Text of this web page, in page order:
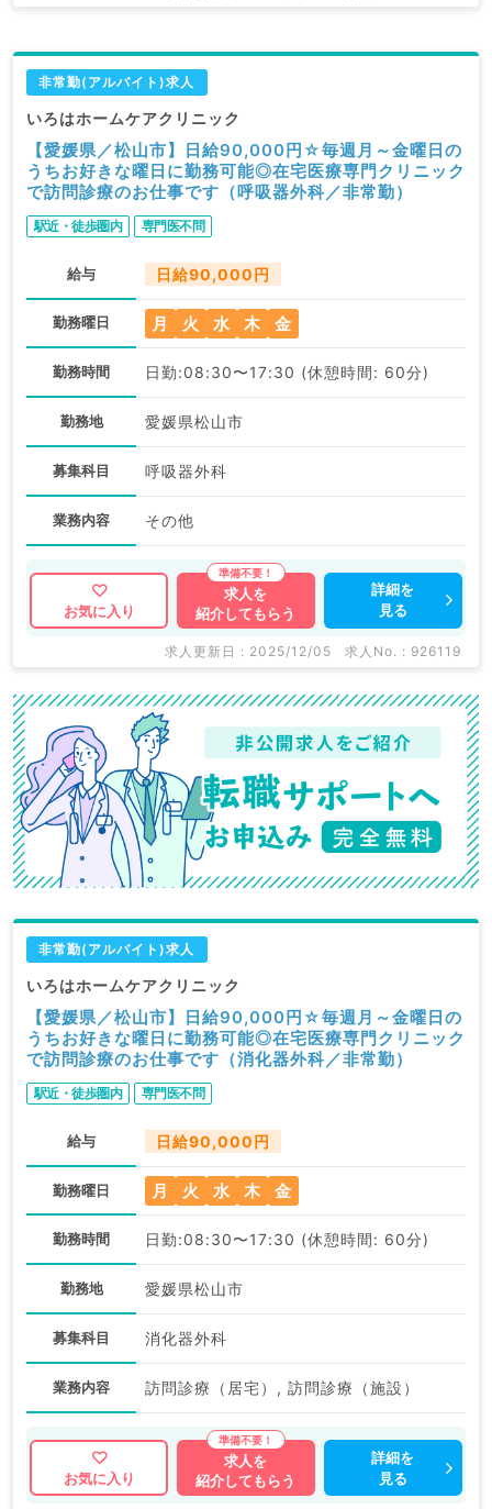
非常勤(アルバイト)求人
いろはホームケアクリニック
【愛媛県／松山市】日給90,000円☆毎週月～金曜日の
うちお好きな曜日に勤務可能◎在宅医療専門クリニック
で訪問診療のお仕事です（呼吸器外科／非常勤）
駅近・徒歩圏内 専門医不問
給与 日給90,000円
勤務曜日 月 火 水 木 金
勤務時間 日勤:08:30〜17:30 (休憩時間: 60分)
勤務地 愛媛県松山市
募集科目 呼吸器外科
業務内容 その他
お気に入り
求人を
紹介してもらう
詳細を
見る
求人更新日 : 2025/12/05 求人No. : 926119
非常勤(アルバイト)求人
いろはホームケアクリニック
【愛媛県／松山市】日給90,000円☆毎週月～金曜日の
うちお好きな曜日に勤務可能◎在宅医療専門クリニック
で訪問診療のお仕事です（消化器外科／非常勤）
駅近・徒歩圏内 専門医不問
給与 日給90,000円
勤務曜日 月 火 水 木 金
勤務時間 日勤:08:30〜17:30 (休憩時間: 60分)
勤務地 愛媛県松山市
募集科目 消化器外科
業務内容 訪問診療（居宅）, 訪問診療（施設）
お気に入り
求人を
紹介してもらう
詳細を
見る